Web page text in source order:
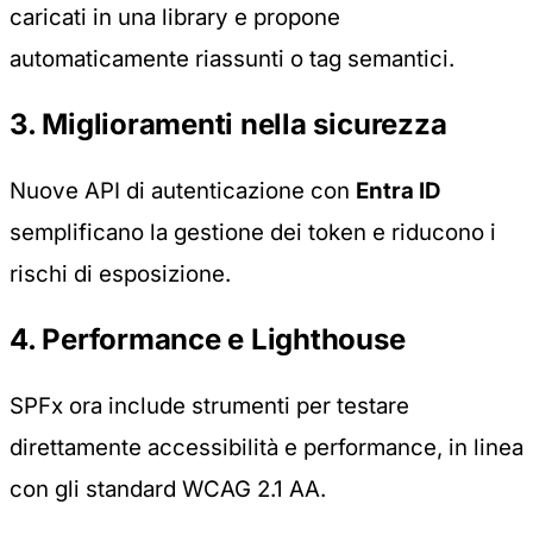
caricati in una library e propone
automaticamente riassunti o tag semantici.
3. Miglioramenti nella sicurezza
Nuove API di autenticazione con Entra ID
semplificano la gestione dei token e riducono i
rischi di esposizione.
4. Performance e Lighthouse
SPFx ora include strumenti per testare
direttamente accessibilità e performance, in linea
con gli standard WCAG 2.1 AA.